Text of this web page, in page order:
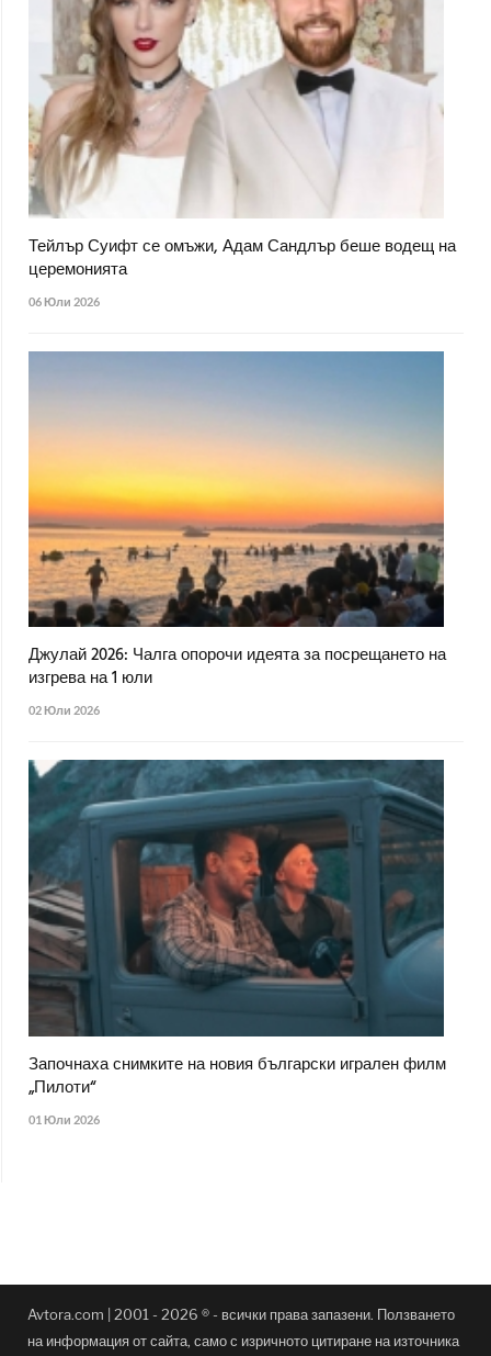
Тейлър Суифт се омъжи, Адам Сандлър беше водещ на
церемонията
06 Юли 2026
Джулай 2026: Чалга опорочи идеята за посрещането на
изгрева на 1 юли
02 Юли 2026
Започнаха снимките на новия български игрален филм
„Пилоти“
01 Юли 2026
Avtora.com | 2001 - 2026 ® - всички права запазени. Ползването
на информация от сайта, само с изричното цитиране на източника